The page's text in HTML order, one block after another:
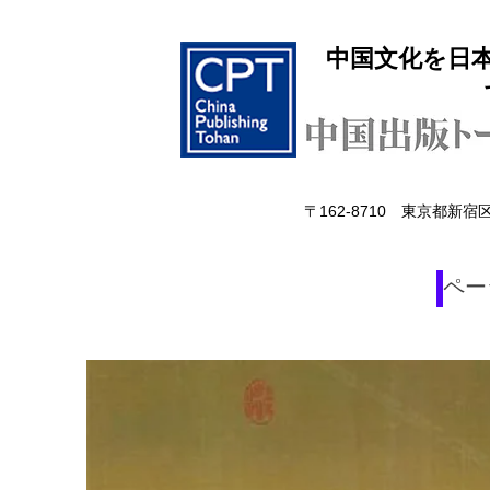
中国文化を日
〒162-8710 東京都新宿
ペ